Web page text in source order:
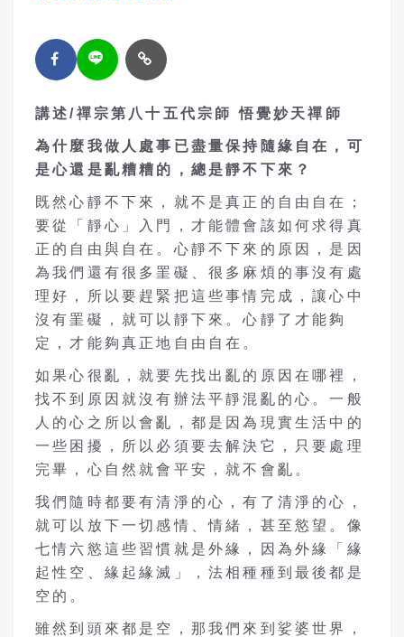
講述/禪宗第八十五代宗師 悟覺妙天禪師
為什麼我做人處事已盡量保持隨緣自在，可
是心還是亂糟糟的，總是靜不下來？
既然心靜不下來，就不是真正的自由自在；
要從「靜心」入門，才能體會該如何求得真
正的自由與自在。心靜不下來的原因，是因
為我們還有很多罣礙、很多麻煩的事沒有處
理好，所以要趕緊把這些事情完成，讓心中
沒有罣礙，就可以靜下來。心靜了才能夠
定，才能夠真正地自由自在。
如果心很亂，就要先找出亂的原因在哪裡，
找不到原因就沒有辦法平靜混亂的心。一般
人的心之所以會亂，都是因為現實生活中的
一些困擾，所以必須要去解決它，只要處理
完畢，心自然就會平安，就不會亂。
我們隨時都要有清淨的心，有了清淨的心，
就可以放下一切感情、情緒，甚至慾望。像
七情六慾這些習慣就是外緣，因為外緣「緣
起性空、緣起緣滅」，法相種種到最後都是
空的。
雖然到頭來都是空，那我們來到娑婆世界，